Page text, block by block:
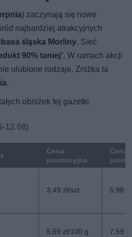
) zaczynają się nowe
najbardziej atrakcyjnych
śląska Morliny. Sieć
90% taniej”. W ramach akcji
ulubione rodzaje. Zniżka ta
.
obniżek tej gazetki.
12.08)
Cena
promocyjna
Cena
3,49 zł/szt. 5,98
5,69 zł/100 g 7,59